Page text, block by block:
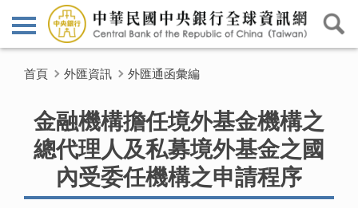
首頁 外匯資訊 外匯通函彙編
金融機構擔任境外基金機構之
總代理人及私募境外基金之國
內受委任機構之申請程序